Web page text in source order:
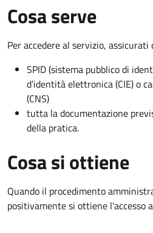
Cosa serve
Per accedere al servizio, assicurati
SPID (sistema pubblico di
d’identità elettronica (CIE) o
(CNS)
tutta la documentazione
della pratica.
Cosa si ottiene
Quando il procedimento
positivamente si ottiene l'accesso